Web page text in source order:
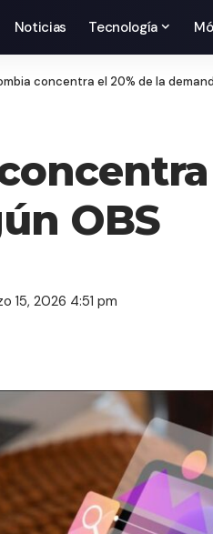
Noticias Tecnología
concentra el 20% de la
OBS
15, 2026 4:51 pm